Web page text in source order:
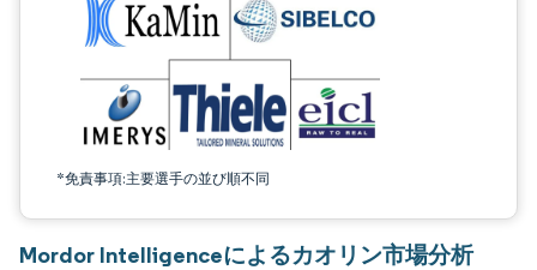
*免責事項:主要選手の並び順不同
Mordor Intelligenceによるカオリン市場分析